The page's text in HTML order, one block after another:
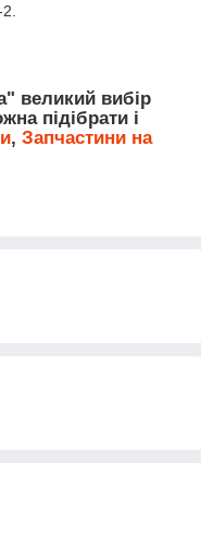
великий вибір
підібрати і
, Запчастини на